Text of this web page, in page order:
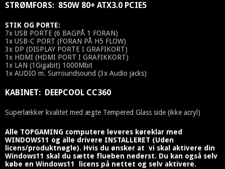
STRØMFORS: 850W 80+ ATX3.0 PCIE5
STIK OG PORTE:
7x USB PORTE (6 BAGPÅ 1 FORAN)
1x USB-C PORT (FORAN PÅ H5 FLOW)
3x DP (DISPLAY PORTE I GRAFIKORT)
1x HDMI (HDMI PORT I GRAFIKKORT)
1x LAN (1Gigabit) 1000Mbit
1x AUDIO m. Surroundsound (3x Audio jacks)
KABINET: DEEPCOOL CC360
Superlækker kvalitet med ægte Tempered Glass side (ikke acryl)
Alle TOPGAMING computere leveres køreklar med
WINDOWS11 og alle drivere INSTALLERET (Uden
licens/produktnøgle). Hvis du ønsker at vi skal aktivere din
Windows11 skal du sætte flueben nederst. Du kan også selv
købe en Windows11 licens på nettet og selv aktivere.